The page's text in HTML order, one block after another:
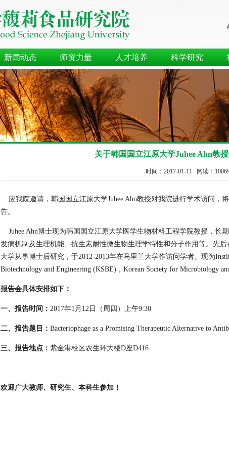
新闻动态 师资力量 人才培养 科学研究
关于韩国国立江原大学Juhee Ahn教
时间：2017-01-11 阅读：
应我院邀请，韩国国立江原大学Juhee Ahn教授对我院进行学术访问，
告。
Juhee Ahn博士现为韩国国立江原大学医学生物材料工程学院教授，长
发病机制及生理机能、抗生素耐性微生物生理学特性和分子作用等。先
大学从事博士后研究，于2012-2013年在马里兰大学作访问学者。现为
Biotechnology and Engineering (KSBE)，Korean Society for Microbiology
报告会具体安排如下：
一、报告时间： 2017年1月12日（周四）上午9:30
二、报告题目： Bacteriophage as a Promising Therapeutic Alternative to
三、报告地点： 紫金港校区农生环大楼D座D416
欢迎广大教师、研究生、本科生参加！